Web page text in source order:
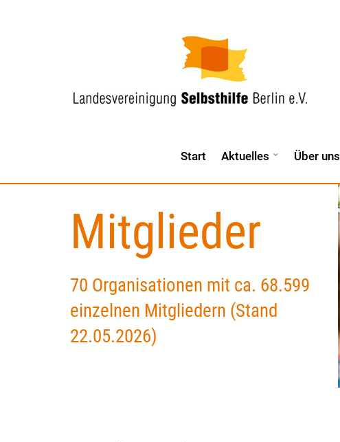
Start Aktuelles Über uns
Mitglieder
70 Organisationen mit ca. 68.599
einzelnen Mitgliedern (Stand
22.05.2026)